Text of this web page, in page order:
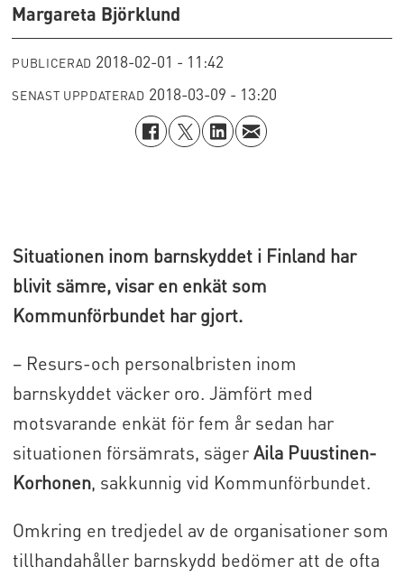
Margareta Björklund
PUBLICERAD 2018-02-01 - 11:42
SENAST UPPDATERAD 2018-03-09 - 13:20
Situationen inom barnskyddet i Finland har
blivit sämre, visar en enkät som
Kommunförbundet har gjort.
– Resurs-och personalbristen inom
barnskyddet väcker oro. Jämfört med
motsvarande enkät för fem år sedan har
situationen försämrats, sägerAila Puustinen-
Korhonen, sakkunnig vid Kommunförbundet.
Omkring en tredjedel av de organisationer som
tillhandahåller barnskydd bedömer att de ofta